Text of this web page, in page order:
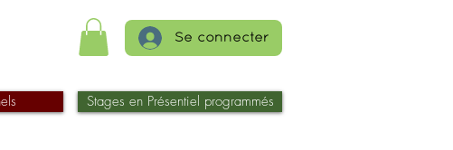
Se connecter
Stages en Présentiel programmés